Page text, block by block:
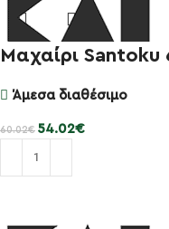
-10%
Μαχαίρι Santoku
Άμεσα διαθέσιμο
60.02€ 54.02€